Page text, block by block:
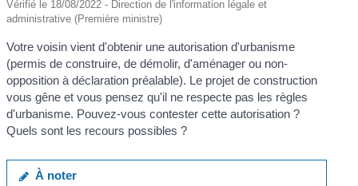
Vérifié le 18/08/2022 - Direction de l'information légale et
administrative (Première ministre)
Votre voisin vient d'obtenir une autorisation d'urbanisme
(permis de construire, de démolir, d'aménager ou non-
opposition à déclaration préalable). Le projet de construction
vous gêne et vous pensez qu'il ne respecte pas les règles
d'urbanisme. Pouvez-vous contester cette autorisation ?
Quels sont les recours possibles ?
À noter